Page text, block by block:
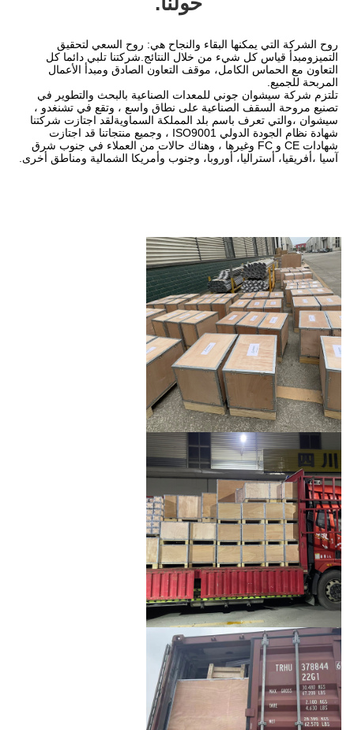
روح الشركة التي يمكنها البقاء والنجاح هي: روح السعي لتحقيق
التميزومبدأ قياس كل شيء من خلال النتائج.شركتنا تلبي دائما كل
التعاون مع الحماس الكامل، موقف التعاون الصادق ومبدأ الأعمال
تلتزم شركة سيشوان جوني للمعدات الصناعية بالبحث والتطوير في
تصنيع مروحة السقف الصناعية على نطاق واسع ، وتقع في تشنغدو ،
سيشوان ،والتي تعرف باسم بلد المملكة السماويةلقد اجتازت شركتنا
شهادة نظام الجودة الدولي ISO9001 ، وجميع منتجاتنا قد اجتازت
شهادات CE و FC وغيرها ، وهناك حالات من العملاء في جنوب شرق
أوروبا، وجنوب وأمريكا الشمالية ومناطق أخرى.